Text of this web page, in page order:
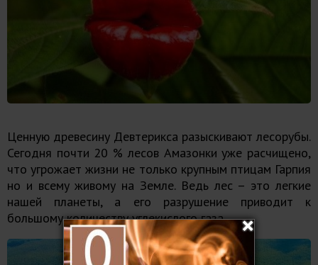
Ценную древесину Девтерикса разыскивают лесорубы.
Сегодня почти 20 % лесов Амазонки уже расчищено,
что угрожает жизни не только крупным птицам Гарпия
но и всему живому на Земле. Ведь лес – это легкие
нашей планеты, а его разрушение приводит к
большому количеству углекислого газа.